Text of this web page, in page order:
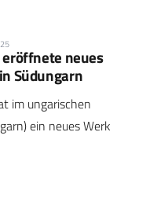
neues
Südungarn
im ungarischen
ein neues Werk